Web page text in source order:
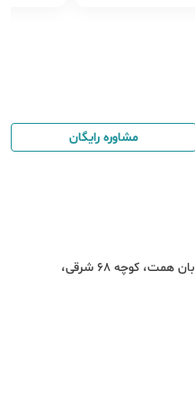
تهران، شیراز جنوبی، پایین‌تر از اتوبان همت، کوچه 68 شرقی،
مشاوره رایگان